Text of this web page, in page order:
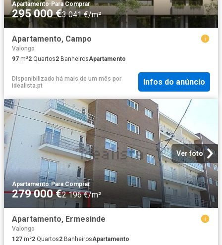
Apartamento· Para Comprar
295 000 €3 041 €/m²
Apartamento, Campo
Valongo
97 m²2 Quartos2 BanheirosApartamento
Disponibilizado há mais de um mês por
idealista.pt
Infos do anúncio
Ver foto
Apartamento·Para Comprar
279 000 €2 196 €/m²
Apartamento, Ermesinde
Valongo
127 m²2 Quartos2 BanheirosApartamento